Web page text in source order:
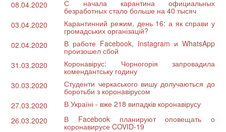
08.04.2020
С начала карантина официальных
безработных стало больше на 40 тысяч
03.04.2020
Карантинний режим, день 16: а як справи у
громадських організацій?
02.04.2020
В работе Facebook, Instagram и WhatsApp
произошел сбой
31.03.2020
Коронавірус: Чорногорія запровадила
комендантську годину
30.03.2020
Студенти черкаського вишу долучаються до
боротьби з коронавірусом
27.03.2020
В Україні - вже 218 випадків коронавірусу
26.03.2020
В Facebook планируют оповещать о
коронавирусе COVID-19